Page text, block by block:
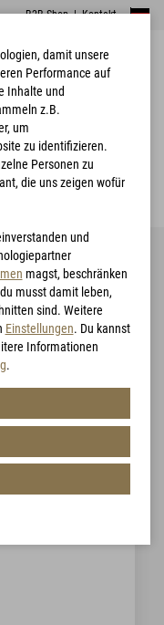
B2B Shop|Kontakt
damit unsere
Performance auf
Inhalte und
z.B.
um
zu identifizieren.
Personen zu
die uns zeigen wofür
und
magst, beschränken
musst damit leben,
sind. Weitere
Einstellungen. Du kannst
Informationen
.